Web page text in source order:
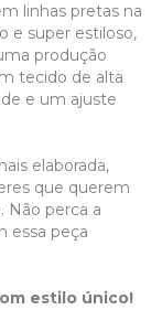
linhas pretas na
e super estiloso,
produção
tecido de alta
e um ajuste
elaborada,
que querem
Não perca a
essa peça
estilo único!